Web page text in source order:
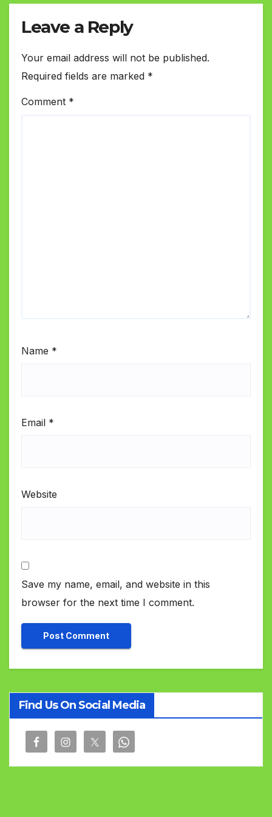
Leave a Reply
Your email address will not be published.
Required fields are marked *
Comment *
Name *
Email *
Website
Save my name, email, and website in this
browser for the next time I comment.
Find Us On Social Media